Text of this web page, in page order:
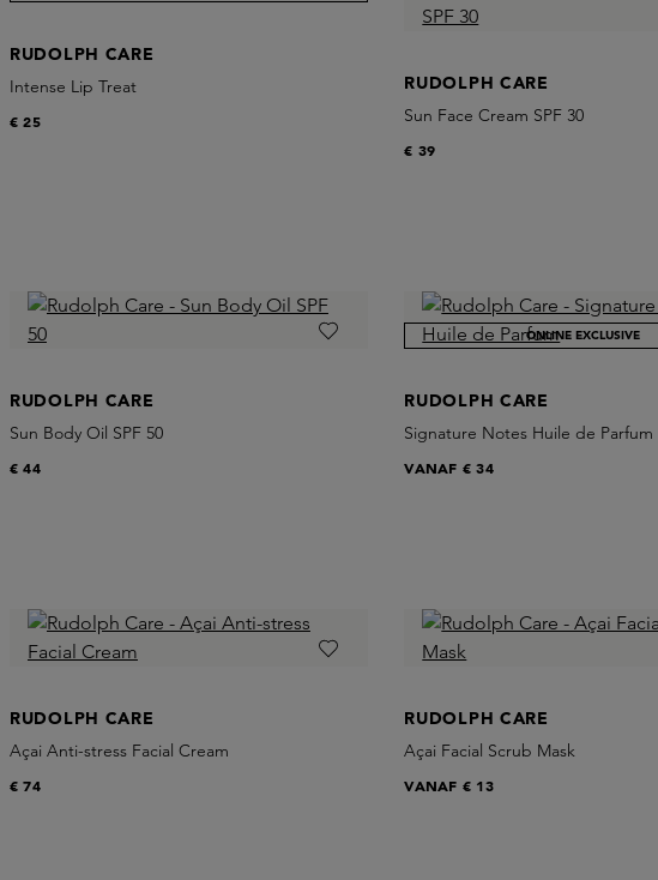
RUDOLPH CARE
Intense Lip Treat
€ 25
RUDOLPH CARE
Sun Face Cream SPF 30
€ 39
RUDOLPH CARE
Sun Body Oil SPF 50
€ 44
ONLINE EXCLUSIVE
RUDOLPH CARE
Signature Notes Huile de Parfum
VANAF € 34
RUDOLPH CARE
Açai Anti-stress Facial Cream
€ 74
RUDOLPH CARE
Açai Facial Scrub Mask
VANAF € 13